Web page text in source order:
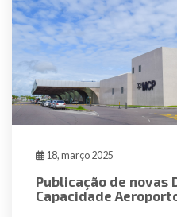
18, março 2025
Publicação de novas
Capacidade